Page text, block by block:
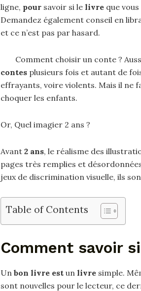
ligne, pour savoir si le livre que
Demandez également conseil en
et ce n’est pas par hasard.
Comment choisir un conte ?
contes plusieurs fois et autant de
effrayants, voire violents. Mais il ne
choquer les enfants.
Or, Quel imagier 2 ans ?
Avant 2 ans, le réalisme des
pages très remplies et
jeux de discrimination visuelle, ils
Table of Contents
Comment savoir
Un bon livre est un livre simple.
sont nouvelles pour le lecteur, ce